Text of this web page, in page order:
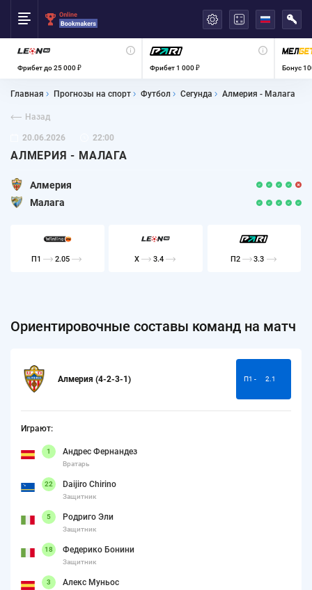
Фрибет до 25 000 ₽ Фрибет 1 000 ₽ Бонус
Главная Прогнозы на спорт Футбол Сегунда Алмерия - Малага
Назад
20.06.2026 22:00
АЛМЕРИЯ - МАЛАГА
Алмерия
Малага
П1 2.05 X 3.4 П2 3.3
Ориентировочные составы команд на матч
Алмерия (4-2-3-1) П1 - 2.1
Играют:
1 Андрес Фернандез
Вратарь
22 Daijiro Chirino
Защитник
5 Родриго Эли
Защитник
18 Федерико Бонини
Защитник
3 Алекс Муньос